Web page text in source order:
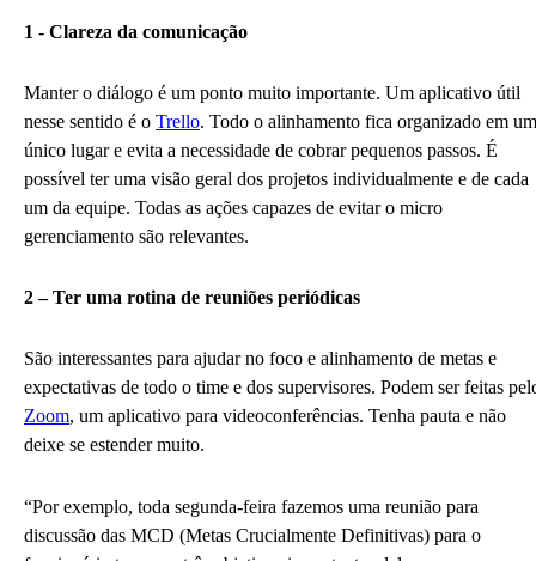
1 - Clareza da comunicação
Manter o diálogo é um ponto muito importante. Um aplicativo útil
nesse sentido é o Trello. Todo o alinhamento fica organizado em um
único lugar e evita a necessidade de cobrar pequenos passos. É
possível ter uma visão geral dos projetos individualmente e de cada
um da equipe. Todas as ações capazes de evitar o micro
gerenciamento são relevantes.
2 – Ter uma rotina de reuniões periódicas
São interessantes para ajudar no foco e alinhamento de metas e
expectativas de todo o time e dos supervisores. Podem ser feitas
Zoom, um aplicativo para videoconferências. Tenha pauta e não
deixe se estender muito.
“Por exemplo, toda segunda-feira fazemos uma reunião para
discussão das MCD (Metas Crucialmente Definitivas) para o